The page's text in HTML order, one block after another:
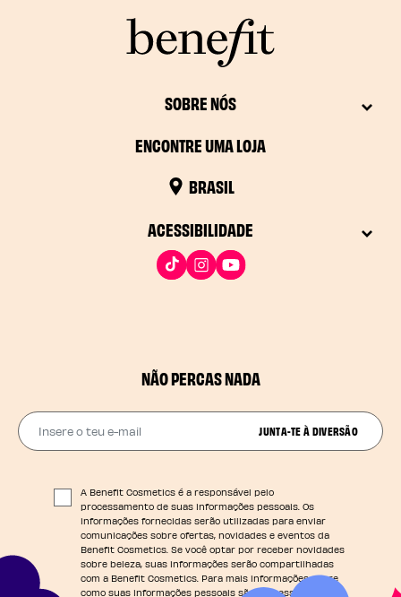
SOBRE NÓS
ENCONTRE UMA LOJA
BRASIL
ACESSIBILIDADE
NÃO PERCAS NADA
Insere o teu e-mail
JUNTA-TE À DIVERSÃO
A Benefit Cosmetics é a responsável pelo
processamento de suas informações pessoais. Os
informações fornecidas serão utilizadas para enviar
comunicações sobre ofertas, novidades e eventos da
Benefit Cosmetics. Se você optar por receber novidades
sobre beleza, suas informações serão compartilhadas
com a Benefit Cosmetics. Para mais informações sobre
como suas informações pessoais são processadas e